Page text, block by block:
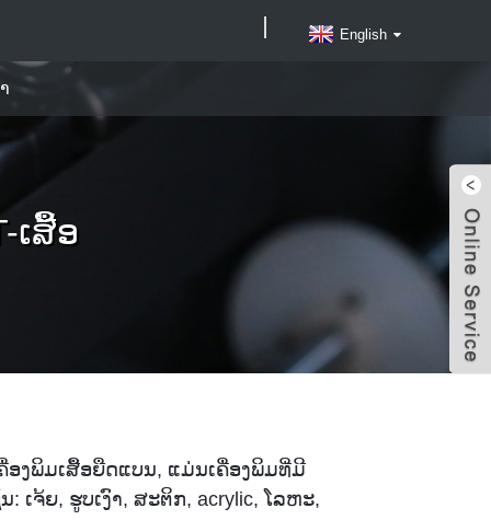
English
ເສື້ອ
ອງພິມເສື້ອຍືດແບນ, ແມ່ນເຄື່ອງພິມທີ່ມີ
ຈ້ຍ, ຮູບເງົາ, ສະຕິກ, acrylic, ໂລຫະ,